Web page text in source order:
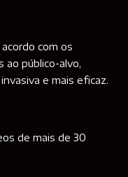
com os
ao público-alvo,
e mais eficaz.
de mais de 30